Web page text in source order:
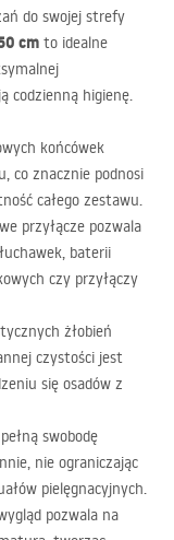
do swojej strefy
cm to idealne
codzienną higienę.
końcówek
co znacznie podnosi
całego zestawu.
przyłącze pozwala
baterii
czy przyłączy
żłobień
czystości jest
się osadów z
swobodę
nie ograniczając
pielęgnacyjnych.
pozwala na